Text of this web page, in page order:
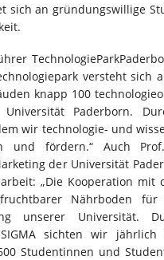
sich an gründungswillige
versteht sich
knapp 100
Paderborn.
wir technologie- und
und fördern.“ Auch
der Universität
„Die Kooperation mit
Nährboden
unserer Universität.
sichten wir jährlich
Studentinnen und